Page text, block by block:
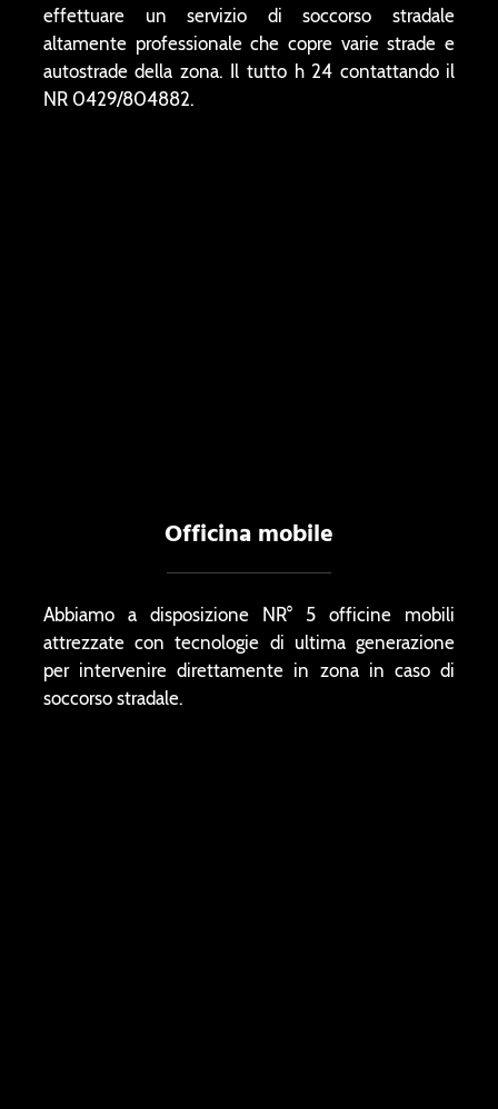
effettuare un servizio di soccorso stradale
altamente professionale che copre varie strade e
autostrade della zona. Il tutto h 24 contattando il
NR 0429/804882.
Officina mobile
Abbiamo a disposizione NR° 5 officine mobili
attrezzate con tecnologie di ultima generazione
per intervenire direttamente in zona in caso di
soccorso stradale.